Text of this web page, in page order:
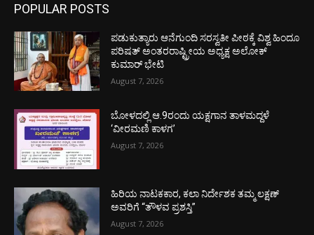
POPULAR POSTS
ಪಡುಕುತ್ಯಾರು ಆನೆಗುಂದಿ ಸರಸ್ವತೀ ಪೀಠಕ್ಕೆ ವಿಶ್ವ ಹಿಂದೂ
ಪರಿಷತ್ ಅಂತರರಾಷ್ಟ್ರೀಯ ಅಧ್ಯಕ್ಷ ಅಲೋಕ್
ಕುಮಾರ್ ಭೇಟಿ
August 7, 2026
ಬೋಳದಲ್ಲಿ ಆ.9ರಂದು ಯಕ್ಷಗಾನ ತಾಳಮದ್ದಳೆ
‘ವೀರಮಣಿ ಕಾಳಗ’
August 7, 2026
ಹಿರಿಯ ನಾಟಕಕಾರ, ಕಲಾ ನಿರ್ದೇಶಕ ತಮ್ಮ ಲಕ್ಷಣ್
ಅವರಿಗೆ “ತೌಳವ ಪ್ರಶಸ್ತಿ”
August 7, 2026